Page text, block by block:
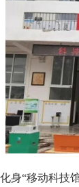
身“移动科技